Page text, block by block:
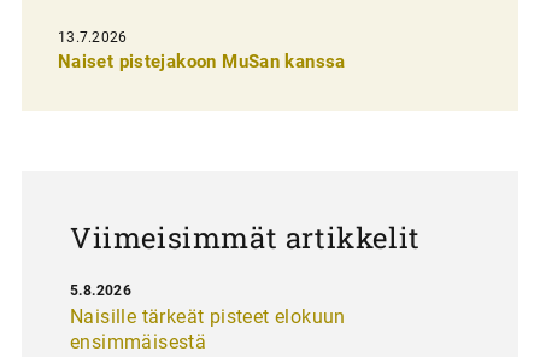
e
13.7.2026
Naiset pistejakoon MuSan kanssa
Viimeisimmät artikkelit
Naisille tärkeät pisteet elokuun
ensimmäisestä
5.8.2026